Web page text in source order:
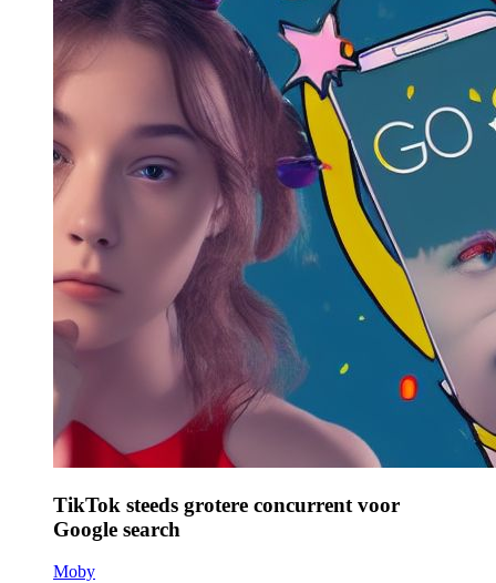
TikTok steeds grotere concurrent voor
Google search
Moby